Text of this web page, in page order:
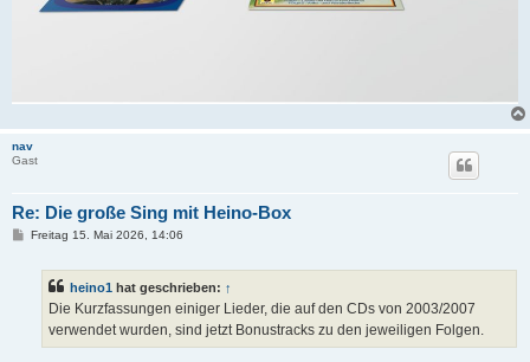
nav
Gast
Re: Die große Sing mit Heino-Box
BFreitag 15. Mai 2026, 14:06
heino1 hat geschrieben: ↑
Die Kurzfassungen einiger Lieder, die auf den CDs von 2003/2007
verwendet wurden, sind jetzt Bonustracks zu den jeweiligen Folgen.